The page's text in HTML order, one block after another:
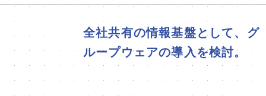
全社共有の情報基盤として、グ
ループウェアの導入を検討。